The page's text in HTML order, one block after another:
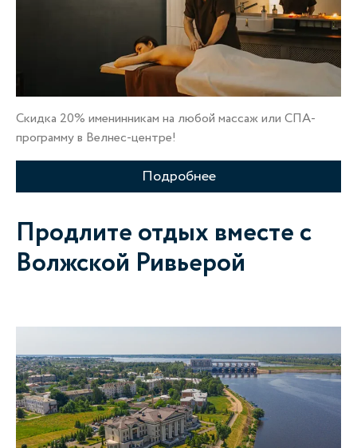
Скидка 20% именинникам на любой массаж или СПА-
программу в Велнес-центре!
Подробнее
Продлите отдых вместе с
Волжской Ривьерой